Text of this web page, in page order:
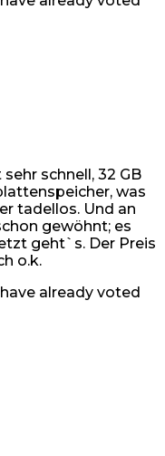
schnell, 32 GB
was
tadellos. Und an
gewöhnt; es
geht`s. Der Preis
o.k.
already voted